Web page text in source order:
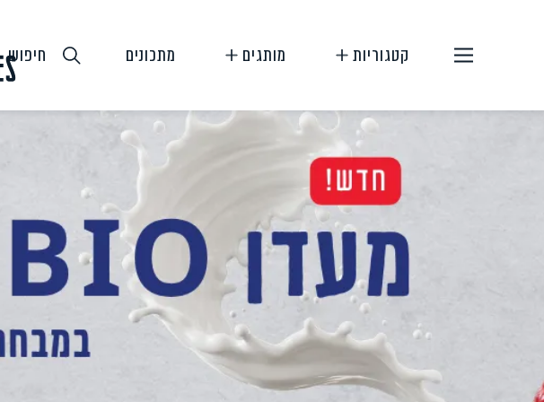
קטגוריות מותגים מתכונים חיפוש
תחליפי בשר תחליפי ביצה גבינות טבעוניות